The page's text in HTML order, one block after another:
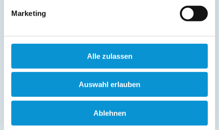
Marketing
Alle zulassen
Auswahl erlauben
Ablehnen
Störtebekerstraße 3a
-